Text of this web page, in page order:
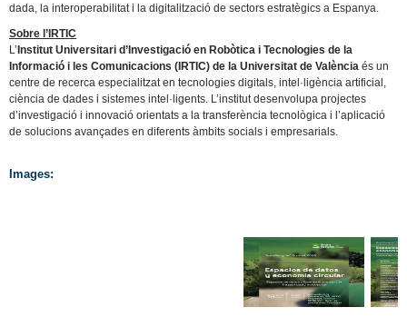
dada, la interoperabilitat i la digitalització de sectors estratègics a Espanya.
Sobre l’IRTIC
L’Institut Universitari d’Investigació en Robòtica i Tecnologies de la
Informació i les Comunicacions (IRTIC) de la Universitat de València és un
centre de recerca especialitzat en tecnologies digitals, intel·ligència artificial,
ciència de dades i sistemes intel·ligents. L’institut desenvolupa projectes
d’investigació i innovació orientats a la transferència tecnològica i l’aplicació
de solucions avançades en diferents àmbits socials i empresarials.
Images: